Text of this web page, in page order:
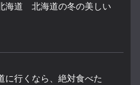
海道 北海道の冬の美しい
に行くなら、絶対食べた